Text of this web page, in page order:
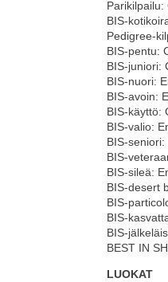
Parikilpailu:
BIS-
Pedigree-
BIS-pentu:
BIS-juniori:
BIS-nuori:
BIS-avoin:
BIS-käyttö:
BIS-valio:
BIS-
BIS-
BIS-sileä:
BIS-desert
BIS-
BIS-
BIS-
BEST IN
LUOKAT